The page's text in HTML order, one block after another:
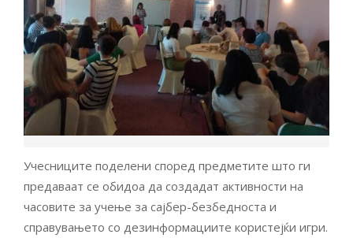
Учесниците поделени според предметите што ги
предаваат се обидоа да создадат активности на
часовите за учење за сајбер-безбедноста и
справувањето со дезинформациите користејќи игри.